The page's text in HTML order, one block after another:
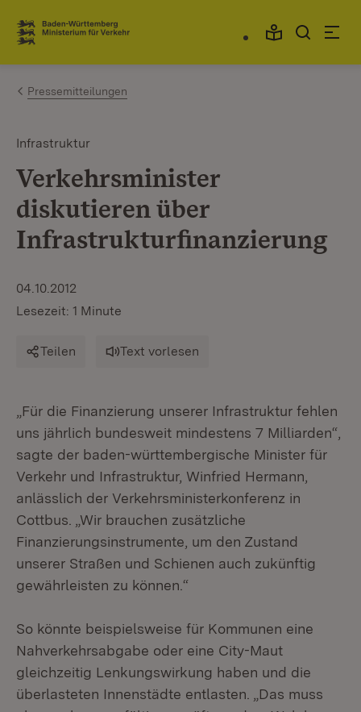
Zum Inhalt springen
Link zur Startseite
Pressemitteilungen
Infrastruktur
Verkehrsminister
diskutieren über
Infrastrukturfinanzierung
04.10.2012
Lesezeit: 1 Minute
Teilen Text vorlesen
„Für die Finanzierung unserer Infrastruktur fehlen
uns jährlich bundesweit mindestens 7 Milliarden“,
sagte der baden-württembergische Minister für
Verkehr und Infrastruktur, Winfried Hermann,
anlässlich der Verkehrsministerkonferenz in
Cottbus. „Wir brauchen zusätzliche
Finanzierungsinstrumente, um den Zustand
unserer Straßen und Schienen auch zukünftig
gewährleisten zu können.“
So könnte beispielsweise für Kommunen eine
Nahverkehrsabgabe oder eine City-Maut
gleichzeitig Lenkungswirkung haben und die
überlasteten Innenstädte entlasten. „Das muss